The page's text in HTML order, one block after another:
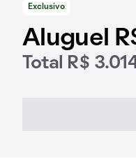
Exclusivo
Aluguel
Total R$